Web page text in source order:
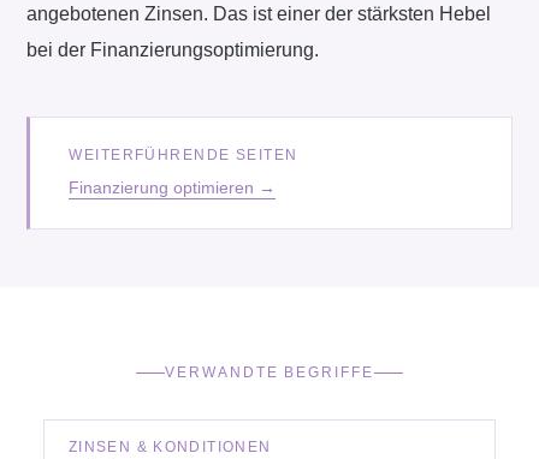
angebotenen Zinsen. Das ist einer der stärksten Hebel
bei der Finanzierungsoptimierung.
WEITERFÜHRENDE SEITEN
Finanzierung optimieren →
VERWANDTE BEGRIFFE
ZINSEN & KONDITIONEN